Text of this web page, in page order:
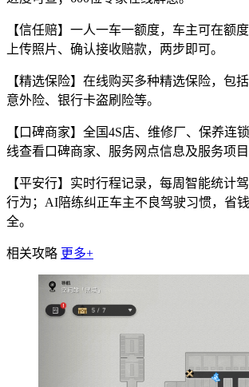
【信任赔】一人一车一额度，车主可在额
上传照片、确认接收赔款，两步即可。
【精选保险】在线购买多种精选保险，包
意外险、银行卡盗刷险等。
【口碑商家】全国4S店、维修厂、保养连
线查看口碑商家、服务网点信息及服务项目
【平安行】实时行程记录，每周智能统计
行为；AI陪练纠正车主不良驾驶习惯，省
全。
相关攻略 更多+